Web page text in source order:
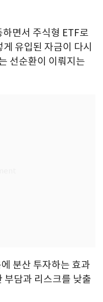
면서 주식형 ETF로
유입된 자금이 다시
선순환이 이뤄지는
분산 투자하는 효과
부담과 리스크를 낮출